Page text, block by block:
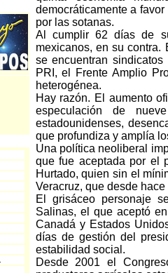
democráticamente a
por las sotanas.
Al cumplir 62 días de
mexicanos, en su
se encuentran
PRI, el Frente Amplio
heterogénea.
Hay razón. El aumento
especulación de
estadounidenses,
que profundiza y amplía
Una política neoliberal
que fue aceptada por el
Hurtado, quien sin el
Veracruz, que desde
El grisáceo personaje
Salinas, el que aceptó
Canadá y Estados
días de gestión del
estabilidad social.
Desde 2001 el